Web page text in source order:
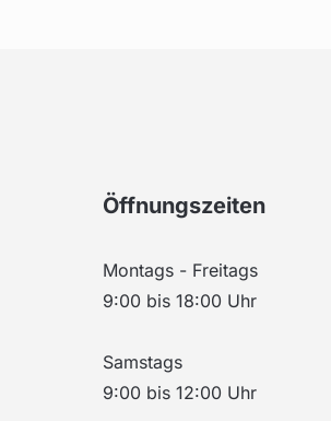
Öffnungszeiten
Montags - Freitags
9:00 bis 18:00 Uhr
Samstags
9:00 bis 12:00 Uhr